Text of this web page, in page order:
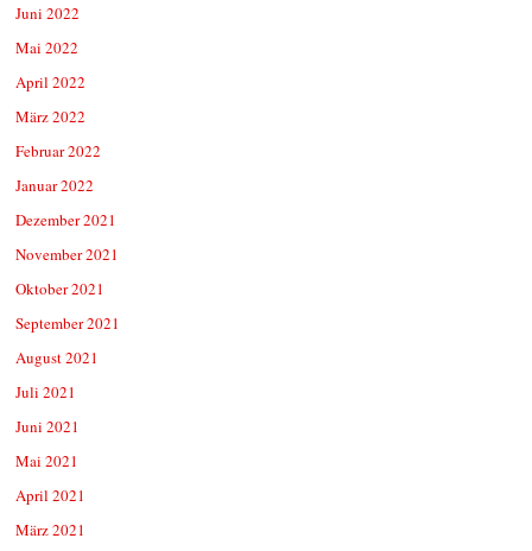
Juni 2022
Mai 2022
April 2022
März 2022
Februar 2022
Januar 2022
Dezember 2021
November 2021
Oktober 2021
September 2021
August 2021
Juli 2021
Juni 2021
Mai 2021
April 2021
März 2021